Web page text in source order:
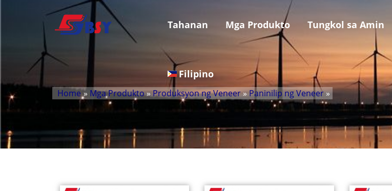
Tahanan Mga Produkto Tungkol sa Amin
Filipino
Home » Mga Produkto»Produksyon ng Veneer»Paninilip ng Veneer»